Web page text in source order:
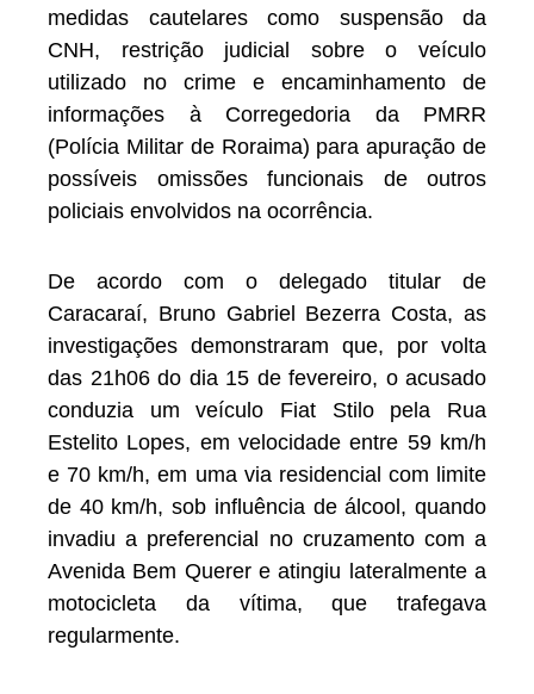
medidas cautelares como suspensão da
CNH, restrição judicial sobre o veículo
utilizado no crime e encaminhamento de
informações à Corregedoria da PMRR
(Polícia Militar de Roraima) para apuração de
possíveis omissões funcionais de outros
policiais envolvidos na ocorrência.
De acordo com o delegado titular de
Caracaraí, Bruno Gabriel Bezerra Costa, as
investigações demonstraram que, por volta
das 21h06 do dia 15 de fevereiro, o acusado
conduzia um veículo Fiat Stilo pela Rua
Estelito Lopes, em velocidade entre 59 km/h
e 70 km/h, em uma via residencial com limite
de 40 km/h, sob influência de álcool, quando
invadiu a preferencial no cruzamento com a
Avenida Bem Querer e atingiu lateralmente a
motocicleta da vítima, que trafegava
regularmente.